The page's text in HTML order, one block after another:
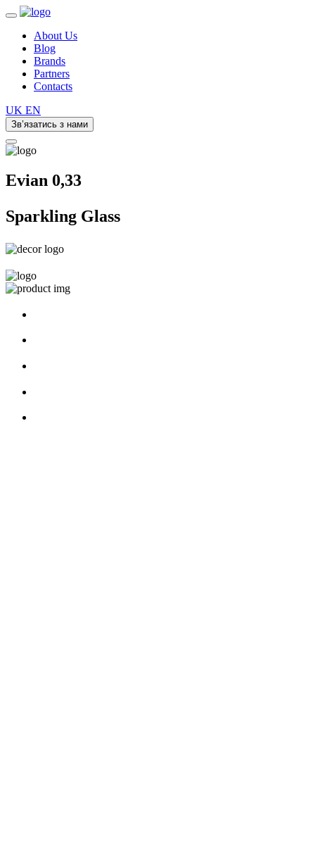
About Us
Blog
Brands
Partners
Contacts
UK EN
Зв’язатись з нами
Evian 0,33
Sparkling Glass